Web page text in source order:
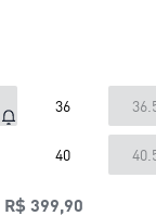
36
40
R$ 399,90